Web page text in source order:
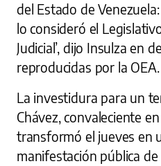
del Estado de
lo consideró el
Judicial’, dijo Insulza en
reproducidas por la OEA.
La investidura para un
Chávez, convaleciente
transformó el jueves en
manifestación pública